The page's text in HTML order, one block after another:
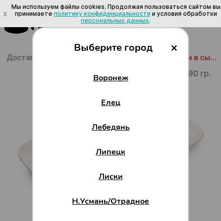
Доставка в Воронеже Мидии в сырном соусе
90 гр.
X
Мы используем файлы cookies. Продолжая пользоваться сайтом вы
принимаете политику конфиденциальности и условия обработки
персональных данных.
×
Выберите город
Воронеж
Елец
Лебедянь
Липецк
Лиски
Н.Усмань/Отрадное